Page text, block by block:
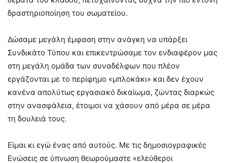
δραστηριοποίηση του σωματείου.
Δώσαμε μεγάλη έμφαση στην ανάγκη να υπάρξει
Συνδικάτο Τύπου και επικεντρώσαμε τον ενδιαφέρον μας
στη μεγάλη ομάδα των συναδέλφων που πλέον
εργάζονται με το περίφημο «μπλοκάκι» και δεν έχουν
κανένα απολύτως εργασιακό δικαίωμα, ζώντας διαρκώς
στην ανασφάλεια, έτοιμοι να χάσουν από μέρα σε μέρα
τη δουλειά τους.
Είμαι κι εγώ ένας από αυτούς. Με τις δημοσιογραφικές
Ενώσεις σε ύπνωση θεωρούμαστε «ελεύθεροι